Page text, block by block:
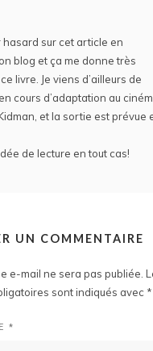
hasard sur cet article en
blog et ça me donne très
livre. Je viens d’ailleurs de
cours d’adaptation au
et la sortie est prévue
de lecture en tout cas!
UN COMMENTAIRE
e-mail ne sera pas publiée.
sont indiqués avec *
*